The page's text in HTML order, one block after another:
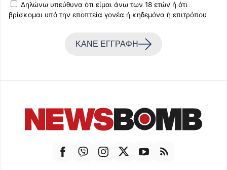
Δηλώνω υπεύθυνα ότι είμαι άνω των 18 ετών ή ότι
βρίσκομαι υπό την εποπτεία γονέα ή κηδεμόνα ή επιτρόπου
ΚΑΝΕ ΕΓΓΡΑΦΗ